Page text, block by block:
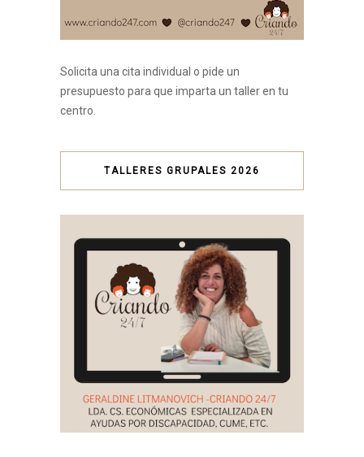
Solicita una cita individual o pide un
presupuesto para que imparta un taller en tu
centro.
TALLERES GRUPALES 2026